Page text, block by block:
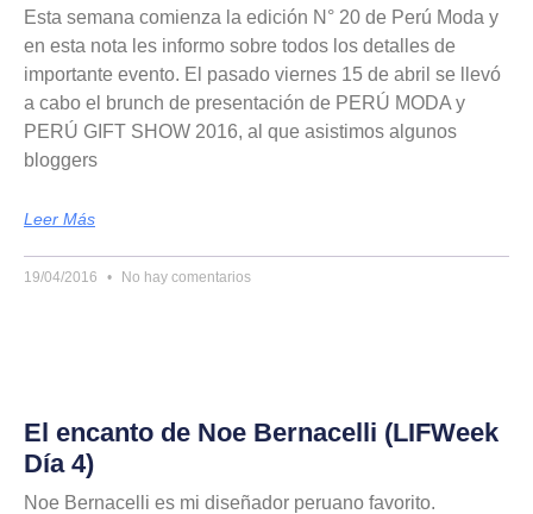
Esta semana comienza la edición N° 20 de Perú Moda y
en esta nota les informo sobre todos los detalles de
importante evento. El pasado viernes 15 de abril se llevó
a cabo el brunch de presentación de PERÚ MODA y
PERÚ GIFT SHOW 2016, al que asistimos algunos
bloggers
Leer Más
19/04/2016 No hay comentarios
El encanto de Noe Bernacelli (LIFWeek
Día 4)
Noe Bernacelli es mi diseñador peruano favorito.